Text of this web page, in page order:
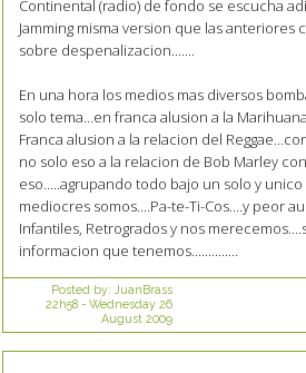
Continental (radio) de fondo se escucha
Jamming misma version que las
sobre despenalizacion.......
En una hora los medios mas diversos
solo tema...en franca alusion a la
Franca alusion a la relacion del
no solo eso a la relacion de Bob Marley
eso.....agrupando todo bajo un solo y unico
mediocres somos....Pa-te-Ti-Cos....y peor
Infantiles, Retrogrados y nos
informacion que tenemos..............
Posted by: JuanBrass
22h58- Wednesday 26
August 2009